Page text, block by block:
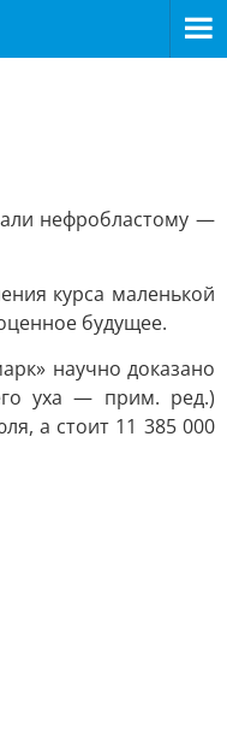
нефробластому —
курса маленькой
будущее.
научно доказано
уха — прим. ред.)
а стоит 11 385 000